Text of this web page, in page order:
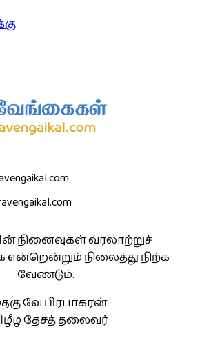
நினைவுகள் வரலாற்றுச்
நிலைத்து நிற்க
வேண்டும்.
வே.பிரபாகரன்
தேசத் தலைவர்